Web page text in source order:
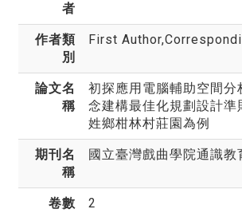
者
作者類
別
First
論文名
稱
初探應用電腦輔助空間分
念建構最佳化規劃設計準
姓鄉柑林村莊園為例
期刊名
稱
國立臺灣戲曲學院通識教
卷數 2